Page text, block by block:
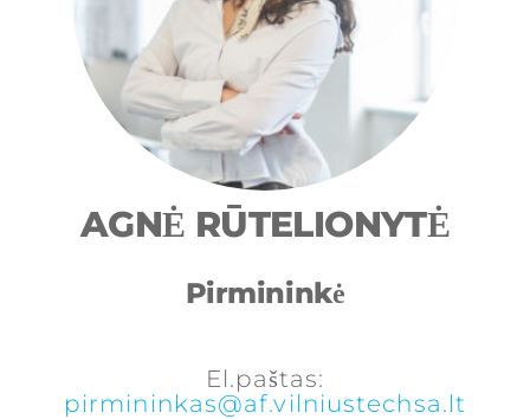
AGNĖ RŪTELIONYTĖ
Pirmininkė
El.paštas:
pirmininkas@af.vilniustechsa.lt